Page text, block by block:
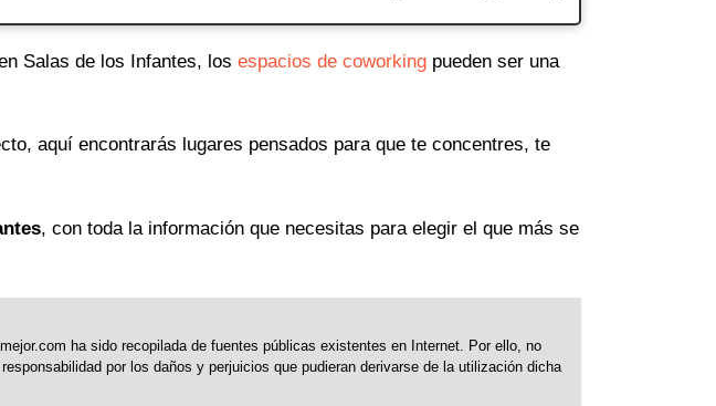
Salas de los Infantes, los espacios de coworking pueden ser una
aquí encontrarás lugares pensados para que te concentres, te
, con toda la información que necesitas para elegir el que más se
ha sido recopilada de fuentes públicas existentes en Internet. Por ello, no
por los daños y perjuicios que pudieran derivarse de la utilización dicha